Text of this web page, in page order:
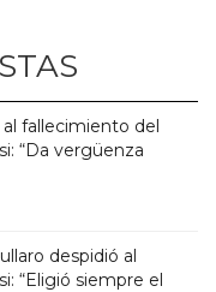
fallecimiento del
“Da vergüenza
despidió al
“Eligió siempre el